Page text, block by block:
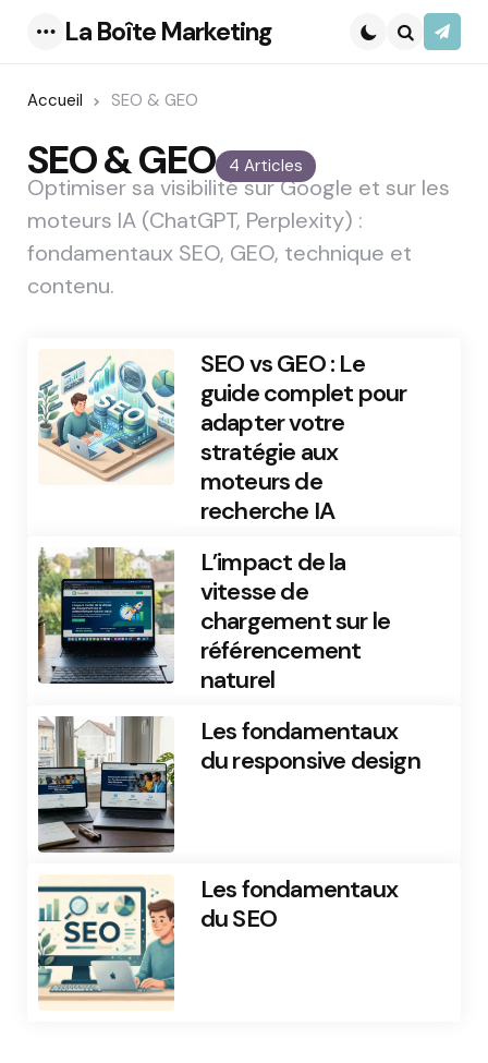
La Boîte Marketing
Accueil SEO & GEO
4 Articles
SEO & GEO
Optimiser sa visibilité sur Google et sur les
moteurs IA (ChatGPT, Perplexity) :
fondamentaux SEO, GEO, technique et
contenu.
SEO vs GEO : Le
guide complet pour
adapter votre
stratégie aux
moteurs de
recherche IA
L’impact de la
vitesse de
chargement sur le
référencement
naturel
Les fondamentaux
du responsive design
Les fondamentaux
du SEO